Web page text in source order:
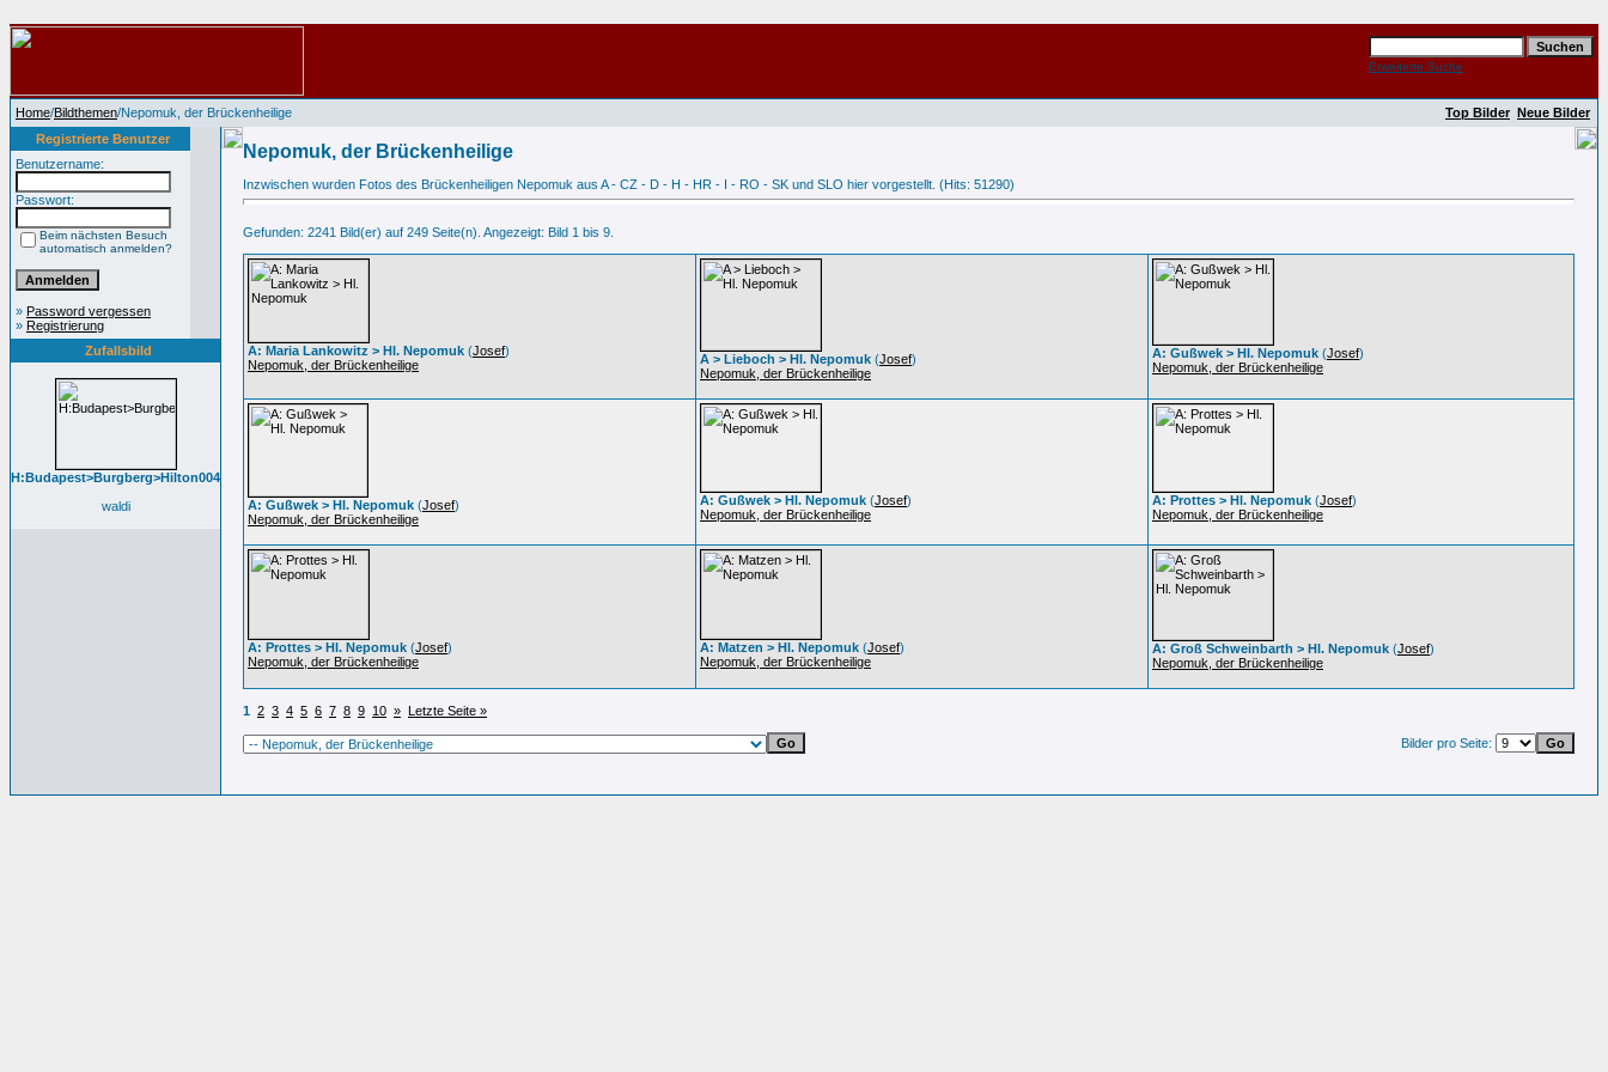
Erweiterte Suche
Home/Bildthemen/Nepomuk, der Brückenheilige Top Bilder Neue Bilder
Registrierte Benutzer
Benutzername:
Passwort:
Beim nächsten Besuch
automatisch anmelden?
» Password vergessen
» Registrierung
Zufallsbild
H:Budapest>Burgberg>Hilton004
waldi
Nepomuk, der Brückenheilige
Inzwischen wurden Fotos des Brückenheiligen Nepomuk aus A - CZ - D - H - HR - I - RO - SK und SLO hier vorgestellt. (Hits: 51290)
Gefunden: 2241 Bild(er) auf 249 Seite(n). Angezeigt: Bild 1 bis 9.
A: Maria Lankowitz > Hl. Nepomuk (Josef)
Nepomuk, der Brückenheilige
A > Lieboch > Hl. Nepomuk (Josef)
Nepomuk, der Brückenheilige
A: Gußwek > Hl. Nepomuk (Josef)
Nepomuk, der Brückenheilige
A: Gußwek > Hl. Nepomuk (Josef)
Nepomuk, der Brückenheilige
A: Gußwek > Hl. Nepomuk (Josef)
Nepomuk, der Brückenheilige
A: Prottes > Hl. Nepomuk (Josef)
Nepomuk, der Brückenheilige
A: Prottes > Hl. Nepomuk (Josef)
Nepomuk, der Brückenheilige
A: Matzen > Hl. Nepomuk (Josef)
Nepomuk, der Brückenheilige
A: Groß Schweinbarth > Hl. Nepomuk (Josef)
Nepomuk, der Brückenheilige
1 2 3 4 5 6 7 8 9 10 » Letzte Seite »
Bilder pro Seite: